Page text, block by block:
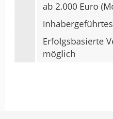
ab 2.000 Euro
Erfolgsbasierte
möglich